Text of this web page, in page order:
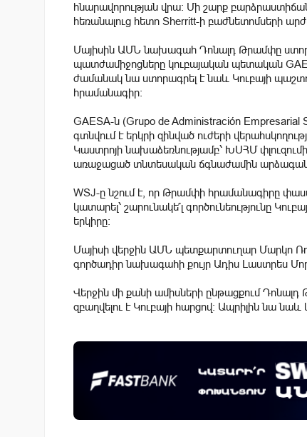
հնարավորության վրա։ Մի շարք
հեռանալուց հետո Sherritt-ի բաժնետոմսերի
Մայիսին ԱՄՆ նախագահ Դոնալդ Թրամփը
պատժամիջոցները կուբայական պետական
ժամանակ նա ստորագրել է նաև Կուբայի
հրամանագիր։
GAESA-ն (Grupo de Administración
գտնվում է երկրի զինված ուժերի
Կաստրոյի նախաձեռնությամբ՝ ԽՍՀՄ
առաջացած տնտեսական ճգնաժամին
WSJ-ը նշում է, որ Թրամփի հրամանագիրը
կատարել՝ շարունակե՞լ գործունեությունը
երկիրը։
Մայիսի վերջին ԱՄՆ պետքարտուղար Մարկո
գործադիր նախագահի քույր Ադիս Լաստրես
Վերջին մի քանի ամիսների ընթացքում
զբաղվելու է Կուբայի հարցով։ Ապրիլին նա